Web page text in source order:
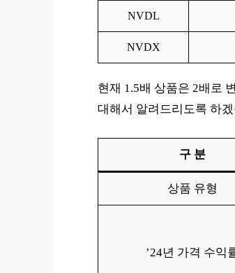
NVDL
NVDX
현재 1.5배 상품은 2배로
대해서 알려드리도록 하
구 분
상품 유형
’24년 가격 수익